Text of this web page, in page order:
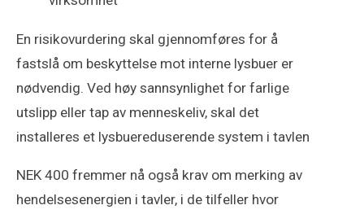
En risikovurdering skal gjennomføres for å
fastslå om beskyttelse mot interne lysbuer er
nødvendig. Ved høy sannsynlighet for farlige
utslipp eller tap av menneskeliv, skal det
installeres et lysbuereduserende system i tavlen
NEK 400 fremmer nå også krav om merking av
hendelsesenergien i tavler, i de tilfeller hvor